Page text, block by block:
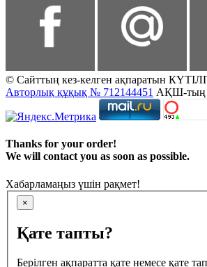
© Сайттың кез-келген ақпаратын
Авторлық құқық № 712144451 АҚШ-тың
Thanks for your order!
We will contact you as soon as possible.
Хабарламаңыз үшін рақмет!
×
Қате тапты?
Берілген ақпаратта қате немесе қате